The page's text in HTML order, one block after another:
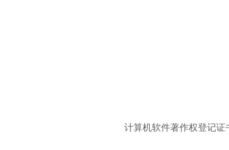
计算机软件著作权登记证